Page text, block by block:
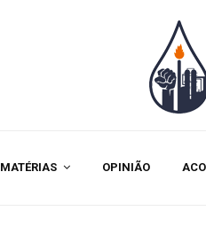
MATÉRIAS OPINIÃO